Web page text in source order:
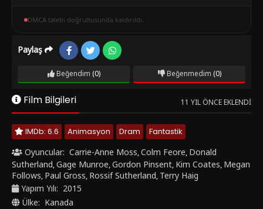
DMCA talebi doğrultusunda kaldırıldı.
Paylaş
Beğendim (0) Beğenmedim (0)
Film Bilgileri 11 YIL ÖNCE EKLENDI
IMDb: 6.6 Animasyon Dram
Fantastik
Oyuncular: Carrie-Anne Moss,Colm Feore, Donald
Sutherland,Gage Munroe,Gordon Pinsent, Kim Coates, Megan
Follows, Paul Gross, Rossif Sutherland, Terry Haig
Yapım Yılı: 2015
Ülke: Kanada